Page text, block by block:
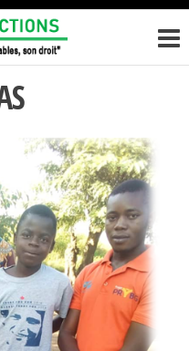
ACTIONS
enfant,